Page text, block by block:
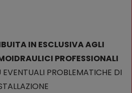
IN ESCLUSIVA AGLI
PROFESSIONALI
PROBLEMATICHE DI